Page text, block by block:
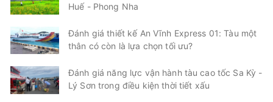
Huế - Phong Nha
Đánh giá thiết kế An Vĩnh Express 01: Tàu một
thân có còn là lựa chọn tối ưu?
Đánh giá năng lực vận hành tàu cao tốc Sa Kỳ -
Lý Sơn trong điều kiện thời tiết xấu